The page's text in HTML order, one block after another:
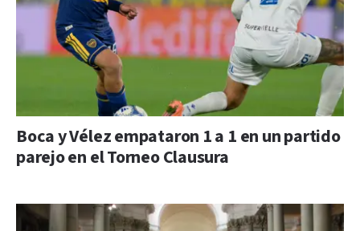
Boca y Vélez empataron 1 a 1 en un partido
parejo en el Torneo Clausura